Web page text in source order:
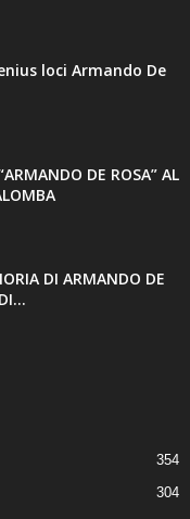
loci Armando De
DE ROSA” AL
DI ARMANDO DE
354
304